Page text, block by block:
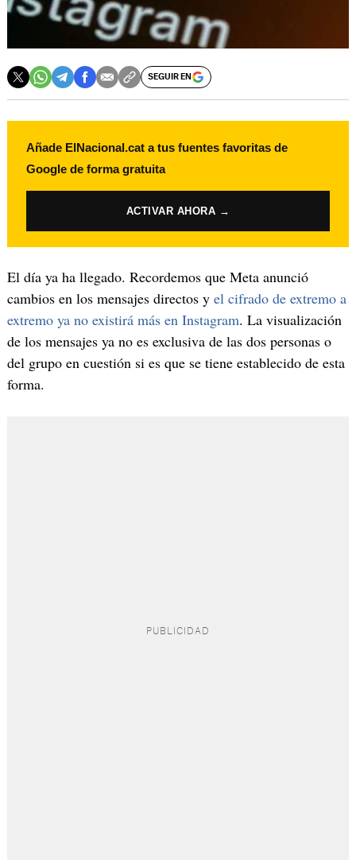
SEGUIR EN
Añade ElNacional.cat a tus fuentes favoritas de
Google de forma gratuita
ACTIVAR AHORA →
El día ya ha llegado. Recordemos que Meta anunció
cambios en los mensajes directos y el cifrado de extremo a
extremo ya no existirá más en Instagram. La visualización
de los mensajes ya no es exclusiva de las dos personas o
del grupo en cuestión si es que se tiene establecido de esta
forma.